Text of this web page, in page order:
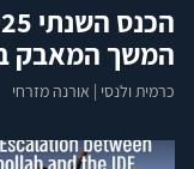
המשך המאבק
כרמית ולנסי | אורנה מזרחי